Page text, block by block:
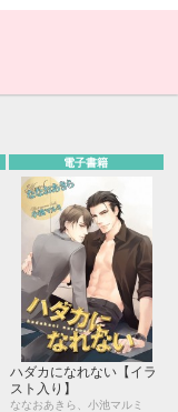
電子書籍
ハダカになれない【イラ
スト入り】
ななおあきら、小池マルミ